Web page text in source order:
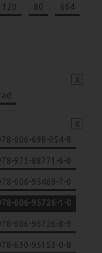
120 80 664
606-698-054-8
973-88771-6-0
606-95469-7-0
606-95726-1-0
606-95726-8-9
630-95153-0-8